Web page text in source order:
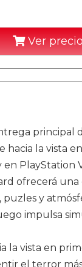
Ver
principal
la vista
PlayStation
ofrecerá
y
impulsa
la vista en
el terror